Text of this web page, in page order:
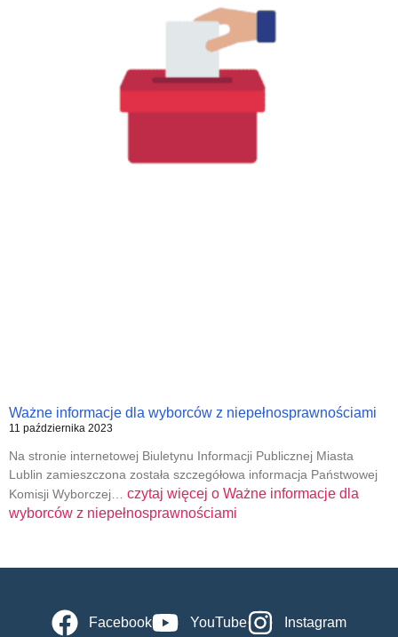
Ważne informacje dla wyborców z niepełnosprawnościami
11 października 2023
Na stronie internetowej Biuletynu Informacji Publicznej Miasta
Lublin zamieszczona została szczegółowa informacja Państwowej
Komisji Wyborczej… czytaj więcej o Ważne informacje dla
wyborców z niepełnosprawnościami
Facebook YouTube Instagram